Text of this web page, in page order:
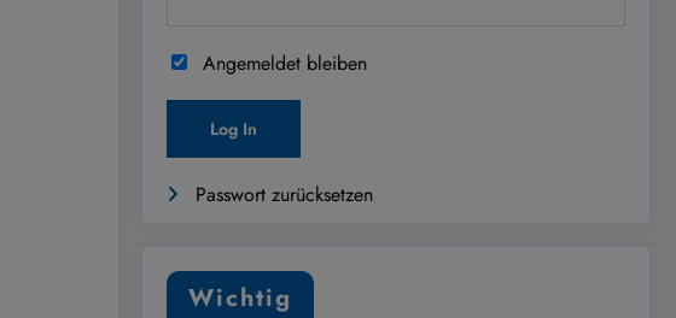
Angemeldet bleiben
Passwort zurücksetzen
Wichtig